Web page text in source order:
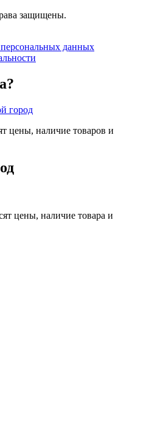
защищены.
данных
город
цены, наличие товаров и
цены, наличие товара и